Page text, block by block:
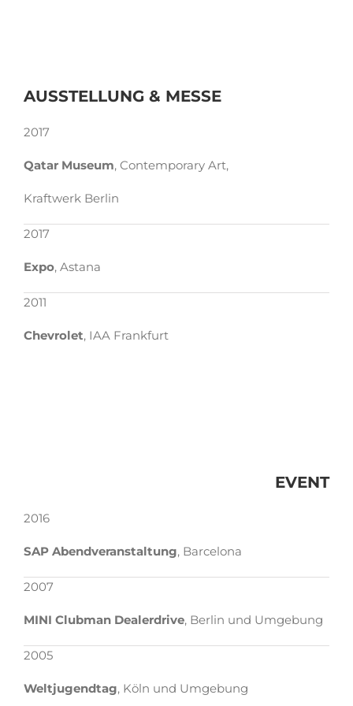
AUSSTELLUNG & MESSE
2017
Qatar Museum, Contemporary Art,
Kraftwerk Berlin
2017
Expo, Astana
2011
Chevrolet, IAA Frankfurt
EVENT
2016
SAP Abendveranstaltung, Barcelona
2007
MINI Clubman Dealerdrive, Berlin und Umgebung
2005
Weltjugendtag, Köln und Umgebung